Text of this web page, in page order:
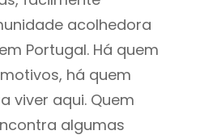
acolhedora
Portugal. Há quem
há quem
viver aqui. Quem
algumas